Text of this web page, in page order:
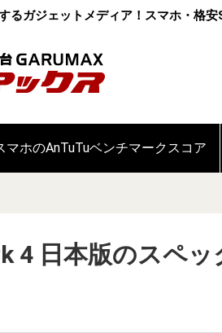
るガジェットメディア！スマホ・格
マホのAnTuTuベンチマークスコア
4 日本版のスペ